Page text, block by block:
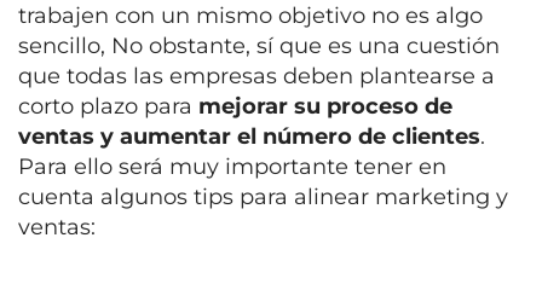
trabajen con un mismo objetivo no es algo
sencillo, No obstante, sí que es una cuestión
que todas las empresas deben plantearse a
corto plazo para mejorar su proceso de
ventas y aumentar el número de clientes.
Para ello será muy importante tener en
cuenta algunos tips para alinear marketing y
ventas: